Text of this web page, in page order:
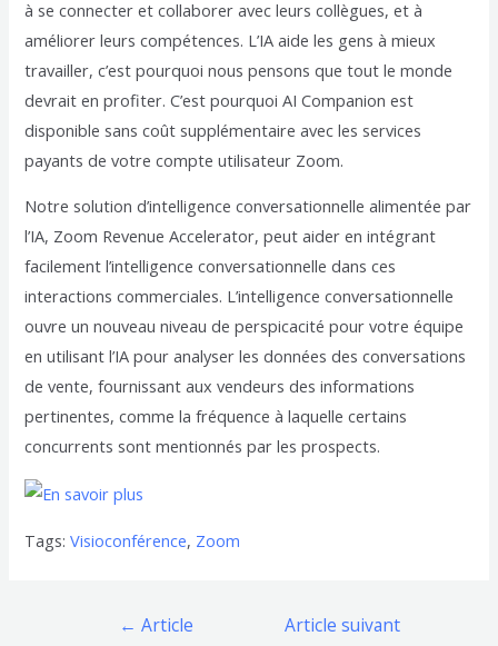
à se connecter et collaborer avec leurs collègues, et à
améliorer leurs compétences. L’IA aide les gens à mieux
travailler, c’est pourquoi nous pensons que tout le monde
devrait en profiter. C’est pourquoi AI Companion est
disponible sans coût supplémentaire avec les services
payants de votre compte utilisateur Zoom.
Notre solution d’intelligence conversationnelle alimentée par
l’IA, Zoom Revenue Accelerator, peut aider en intégrant
facilement l’intelligence conversationnelle dans ces
interactions commerciales. L’intelligence conversationnelle
ouvre un nouveau niveau de perspicacité pour votre équipe
en utilisant l’IA pour analyser les données des conversations
de vente, fournissant aux vendeurs des informations
pertinentes, comme la fréquence à laquelle certains
concurrents sont mentionnés par les prospects.
Tags:Visioconférence, Zoom
← Article Article suivant